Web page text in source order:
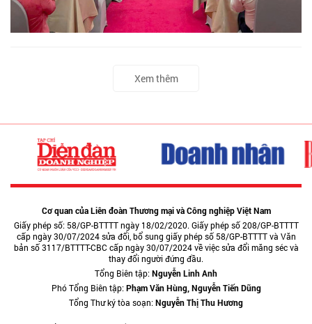
Xem thêm
Cơ quan của Liên đoàn Thương mại và Công nghiệp Việt Nam
Giấy phép số: 58/GP-BTTTT ngày 18/02/2020. Giấy phép số 208/GP-BTTTT
cấp ngày 30/07/2024 sửa đổi, bổ sung giấy phép số 58/GP-BTTTT và Văn
bản số 3117/BTTTT-CBC cấp ngày 30/07/2024 về việc sửa đổi măng séc và
thay đổi người đứng đầu.
Tổng Biên tập:Nguyễn Linh Anh
Phó Tổng Biên tập:Phạm Văn Hùng, Nguyễn Tiến Dũng
Tổng Thư ký tòa soạn:Nguyễn Thị Thu Hương